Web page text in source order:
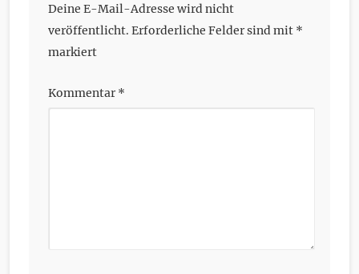
Deine E-Mail-Adresse wird nicht
veröffentlicht. Erforderliche Felder sind mit *
markiert
Kommentar *